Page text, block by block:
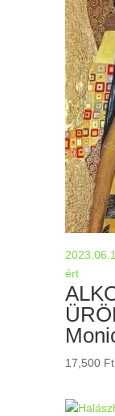
ért
17,500 Ft